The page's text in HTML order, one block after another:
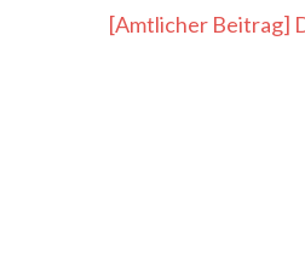
[Amtlicher Beitrag]